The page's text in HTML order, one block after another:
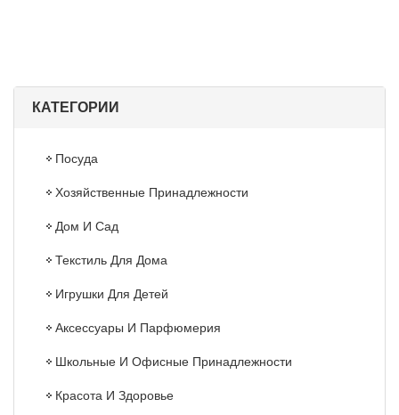
КАТЕГОРИИ
Посуда
Хозяйственные Принадлежности
Дом И Сад
Текстиль Для Дома
Игрушки Для Детей
Аксессуары И Парфюмерия
Школьные И Офисные Принадлежности
Красота И Здоровье